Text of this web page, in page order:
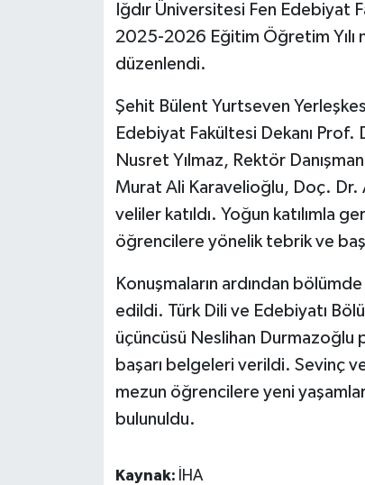
Iğdır Üniversitesi Fen Edebiyat
2025-2026 Eğitim Öğretim Yılı
düzenlendi.
Şehit Bülent Yurtseven
Edebiyat Fakültesi Dekanı Prof.
Nusret Yılmaz, Rektör
Murat Ali Karavelioğlu, Doç. Dr.
veliler katıldı. Yoğun katılımla
öğrencilere yönelik tebrik ve
Konuşmaların ardından
edildi. Türk Dili ve Edebiyatı
üçüncüsü Neslihan Durmazoğlu
başarı belgeleri verildi. Sevinç
mezun öğrencilere yeni
bulunuldu.
Kaynak: İHA
KÜLTÜR SANAT
Otomobil
POLİTİKA
SPOR HABERLERİ
TEKNOLOJİ